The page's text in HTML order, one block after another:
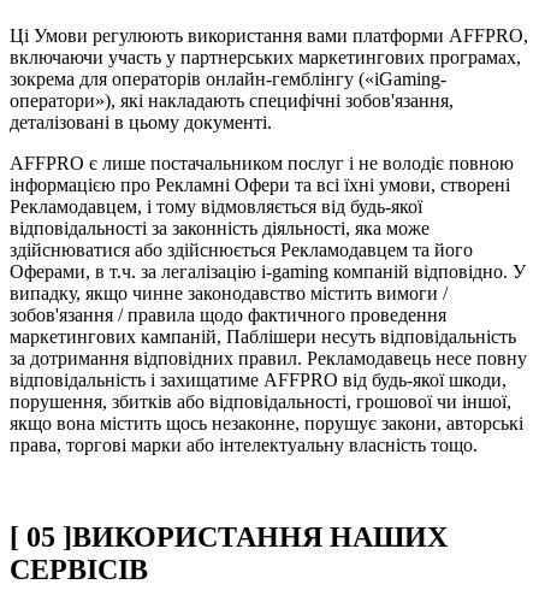
Ці Умови регулюють використання вами платформи AFFPRO,
включаючи участь у партнерських маркетингових програмах,
зокрема для операторів онлайн-гемблінгу («iGaming-
оператори»), які накладають специфічні зобов'язання,
деталізовані в цьому документі.
AFFPRO є лише постачальником послуг і не володіє повною
інформацією про Рекламні Офери та всі їхні умови, створені
Рекламодавцем, і тому відмовляється від будь-якої
відповідальності за законність діяльності, яка може
здійснюватися або здійснюється Рекламодавцем та його
Оферами, в т.ч. за легалізацію i-gaming компаній відповідно. У
випадку, якщо чинне законодавство містить вимоги /
зобов'язання / правила щодо фактичного проведення
маркетингових кампаній, Паблішери несуть відповідальність
за дотримання відповідних правил. Рекламодавець несе повну
відповідальність і захищатиме AFFPRO від будь-якої шкоди,
порушення, збитків або відповідальності, грошової чи іншої,
якщо вона містить щось незаконне, порушує закони, авторські
права, торгові марки або інтелектуальну власність тощо.
[ 05 ]ВИКОРИСТАННЯ НАШИХ
СЕРВІСІВ